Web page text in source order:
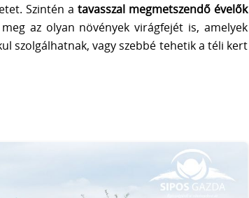
Szintén atavasszal megmetszendő évelők
az olyan növények virágfejét is, amelyek
szolgálhatnak, vagy szebbé tehetik a téli kert